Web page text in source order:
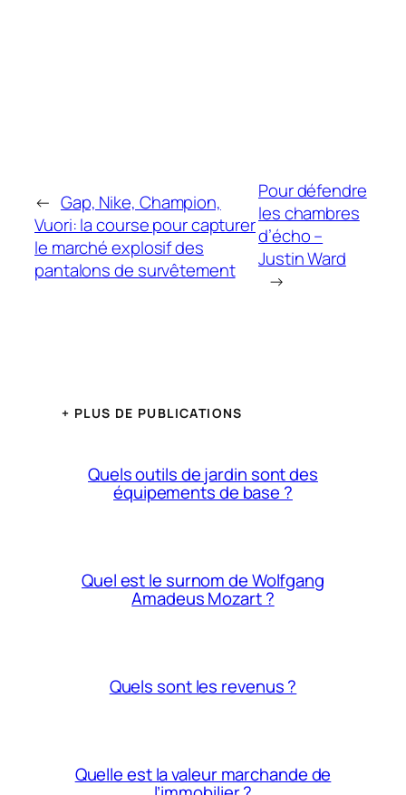
← Gap, Nike, Champion,
Vuori: la course pour capturer
le marché explosif des
pantalons de survêtement
Pour défendre
les chambres
d’écho –
Justin Ward
→
+ PLUS DE PUBLICATIONS
Quels outils de jardin sont des
équipements de base ?
Quel est le surnom de Wolfgang
Amadeus Mozart ?
Quels sont les revenus ?
Quelle est la valeur marchande de